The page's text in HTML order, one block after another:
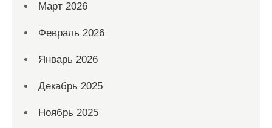
Март 2026
Февраль 2026
Январь 2026
Декабрь 2025
Ноябрь 2025